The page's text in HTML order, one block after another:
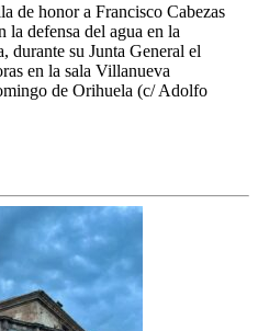
de honor a Francisco Cabezas
la defensa del agua en la
durante su Junta General el
en la sala Villanueva
de Orihuela (c/ Adolfo